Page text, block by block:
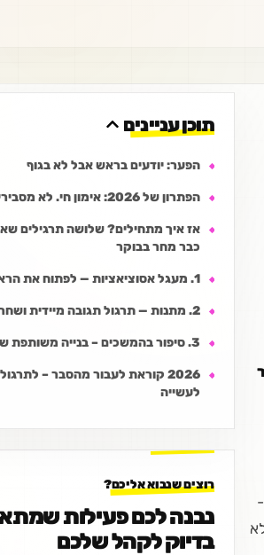
תוכן עניינים
הפער: יודעים בראש אבל לא בגוף
הפתרון של 2026: אימון חי. לא מסבירים – מתנסים
אז איך מתחילים? שלושה תרגילים
כבר מחר בבוקר
1. מעגל אסוציאציות — לפתוח את הראש ב־3 דקות
2. מתנות — תרגול תגובה מיידית ושחרור שליטה
3. סיפור בהמשכים – בנייה משותפת של רעיון
2026 קוראת לעבור מהסבר –
לעשייה
רוצים שנבוא אליכם?
נבנה לכם פעילות
בדיוק לקהל שלכם